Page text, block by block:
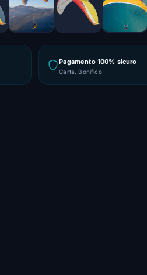
Pagamento 100% sicuro
Carta, Bonifico